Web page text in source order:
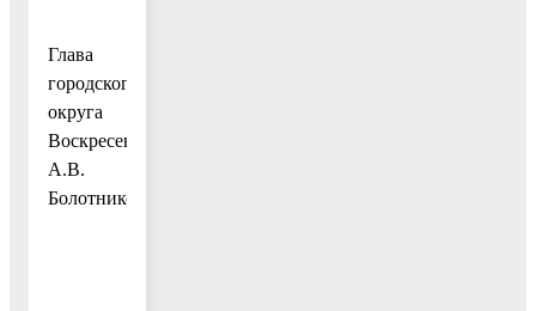
Глава
городского
округа
Воскресенск
А.В.
Болотников